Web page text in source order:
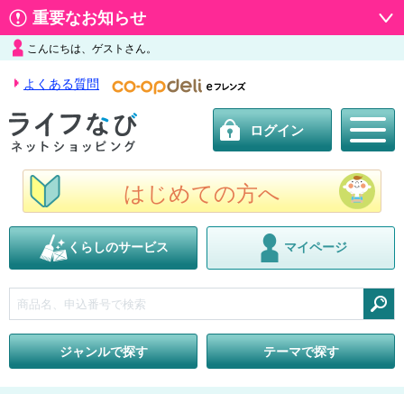
重要なお知らせ
こんにちは、ゲストさん。
よくある質問
ログイン
はじめての方へ
くらしのサービス マイページ
ジャンルで探す
テーマで探す